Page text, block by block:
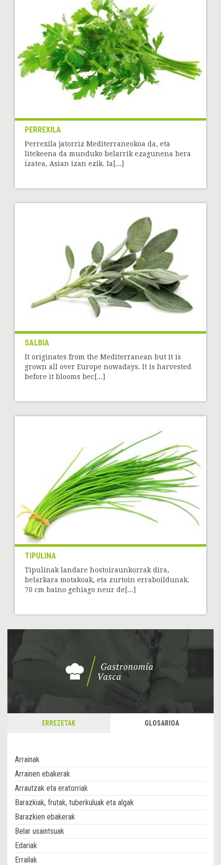
PERREXILA
Perrexila jatorriz Mediterraneokoa da, eta
litekeena da munduko belarrik ezagunena bera
izatea, Asian izan ezik. Ia[...]
SALBIA
It originates from the Mediterranean but it is
grown all over Europe nowadays. It is harvested
before it blooms bec[...]
TIPULINA
Tipulinak landare hostoiraunkorrak dira,
belarkara motakoak, eta zurtoin erraboildunak.
70 cm baino gehiago neur de[...]
ERREZETAK GLOSARIOA
Arrainak
Arrainen ebakerak
Arrautzak eta eratorriak
Barazkiak, frutak, tuberkuluak eta algak
Barazkien ebakerak
Belar usaintsuak
Edariak
Errailak